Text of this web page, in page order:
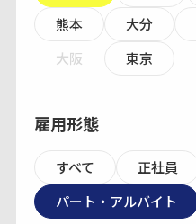
熊本
大分
大阪
東京
雇用形態
すべて 正社員
パート・アルバイト